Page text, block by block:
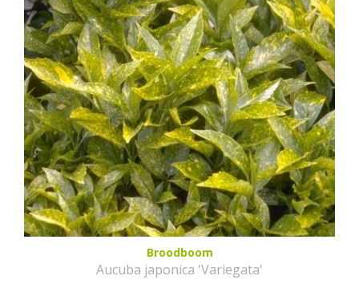
Broodboom
Aucuba japonica 'Variegata'